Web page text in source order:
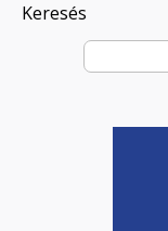
Keresés